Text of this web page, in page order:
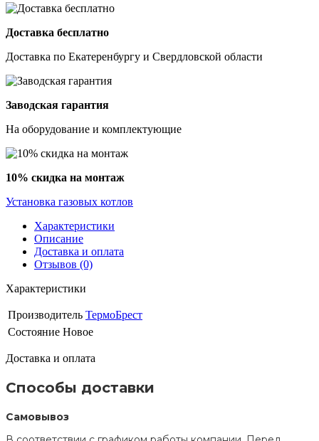
Доставка бесплатно
Доставка по Екатеренбургу и Свердловской области
Заводская гарантия
На оборудование и комплектующие
10% скидка на монтаж
Установка газовых котлов
Характеристики
Описание
Доставка и оплата
Отзывов (0)
Характеристики
Производитель ТермоБрест
Состояние Новое
Доставка и оплата
Способы доставки
Самовывоз